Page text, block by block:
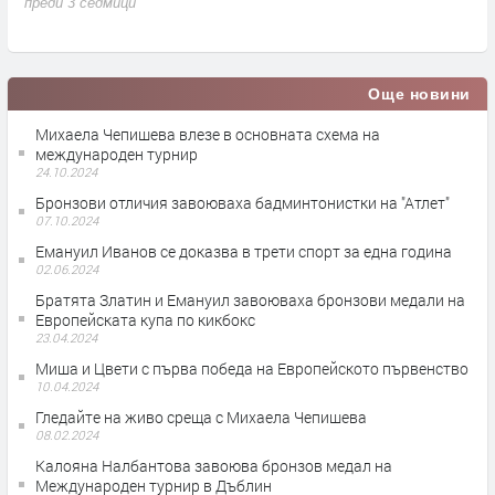
Още новини
Михаела Чепишева влезе в основната схема на
международен турнир
24.10.2024
Бронзови отличия завоюваха бадминтонистки на "Атлет"
07.10.2024
Емануил Иванов се доказва в трети спорт за една година
02.06.2024
Братята Златин и Емануил завоюваха бронзови медали на
Европейската купа по кикбокс
23.04.2024
Миша и Цвети с първа победа на Европейското първенство
10.04.2024
Гледайте на живо среща с Михаела Чепишева
08.02.2024
Калояна Налбантова завоюва бронзов медал на
Международен турнир в Дъблин